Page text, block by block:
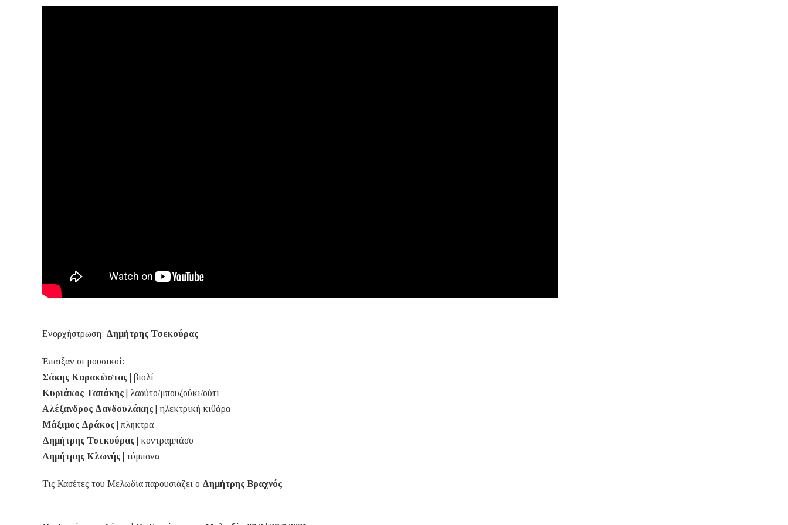
Ενορχήστρωση: Δημήτρης Τσεκούρας
Έπαιξαν οι μουσικοί:
Σάκης Καρακώστας | βιολί
Κυριάκος Ταπάκης
| λαούτο/μπουζούκι/ούτι
Αλέξανδρος Δανδουλάκης
| ηλεκτρική κιθάρα
Μάξιμος Δράκος | πλήκτρα
Δημήτρης Τσεκούρας | κοντραμπάσο
Δημήτρης Κλωνής
| τύμπανα
Τις Κασέτες του Μελωδία παρουσιάζει ο Δημήτρης Βραχνός.